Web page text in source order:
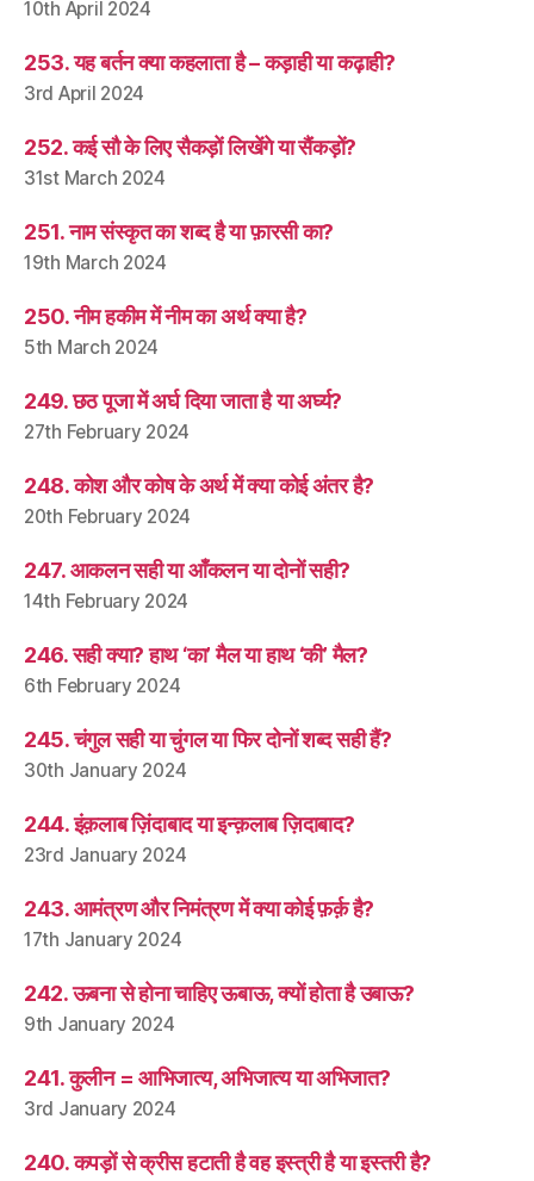
10th April 2024
253. यह बर्तन क्या कहलाता है – कड़ाही या कढ़ाही?
3rd April 2024
252. कई सौ के लिए सैकड़ों लिखेंगे या सैंकड़ों?
31st March 2024
251. नाम संस्कृत का शब्द है या फ़ारसी का?
19th March 2024
250. नीम हकीम में नीम का अर्थ क्या है?
5th March 2024
249. छठ पूजा में अर्घ दिया जाता है या अर्घ्य?
27th February 2024
248. कोश और कोष के अर्थ में क्या कोई अंतर है?
20th February 2024
247. आकलन सही या आँकलन या दोनों सही?
14th February 2024
246. सही क्या? हाथ ‘का’ मैल या हाथ ‘की’ मैल?
6th February 2024
245. चंगुल सही या चुंगल या फिर दोनों शब्द सही हैं?
30th January 2024
244. इंक़लाब ज़िंदाबाद या इन्क़लाब ज़िदाबाद?
23rd January 2024
243. आमंत्रण और निमंत्रण में क्या कोई फ़र्क़ है?
17th January 2024
242. ऊबना से होना चाहिए ऊबाऊ, क्यों होता है उबाऊ?
9th January 2024
241. कुलीन = आभिजात्य, अभिजात्य या अभिजात?
3rd January 2024
240. कपड़ों से क्रीस हटाती है वह इस्त्री है या इस्तरी है?